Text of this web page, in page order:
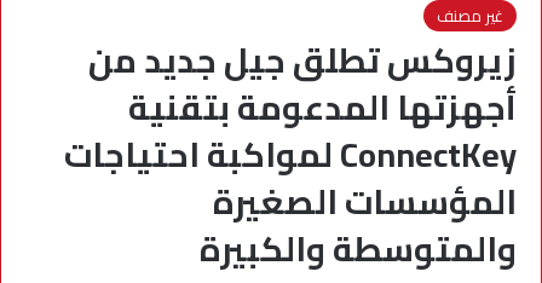
غير مصنف
زيروكس تطلق جيل جديد من
أجهزتها المدعومة بتقنية
ConnectKey لمواكبة احتياجات
المؤسسات الصغيرة
والمتوسطة والكبيرة